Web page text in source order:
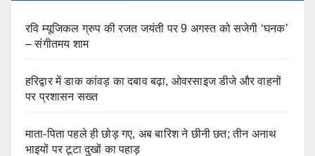
रवि म्यूजिकल ग्रुप की रजत जयंती पर 9 अगस्त को सजेगी ‘घनक’
– संगीतमय शाम
हरिद्वार में डाक कांवड़ का दबाव बढ़ा, ओवरसाइज डीजे और वाहनों
पर प्रशासन सख्त
माता-पिता पहले ही छोड़ गए, अब बारिश ने छीनी छत; तीन अनाथ
भाइयों पर टूटा दुखों का पहाड़